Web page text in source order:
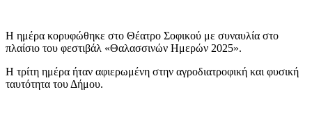
Η ημέρα κορυφώθηκε στο Θέατρο Σοφικού με συναυλία στο
πλαίσιο του φεστιβάλ «Θαλασσινών Ημερών 2025».
Η τρίτη ημέρα ήταν αφιερωμένη στην αγροδιατροφική και φυσική
ταυτότητα του Δήμου.